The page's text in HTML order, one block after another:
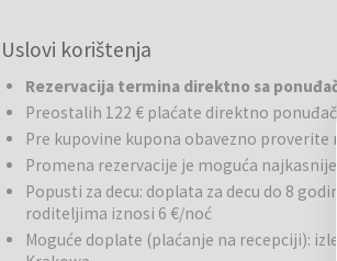
je oko 4 km od centra grada, u mirnom okruženju
prirodno okruženje za boravak. Zahvaljujući
istraživanje grada.
Wellness i opuštanje:Hotel gostima nudi
aktivnog dana. Na raspolaganju je i fitnes centar
Sport i aktivnosti:Ljubitelji aktivnog odmora
iznajmiti bicikl ili trotinet za istraživanje grada i
Uslovi korištenja
Rezervacija termina direktno sa
Preostalih 122 € plaćate direktno
Pre kupovine kupona obavezno
Promena rezervacije je moguća najkasnije
Popusti za decu: doplata za decu do 8
roditeljima iznosi 6 €/noć
Moguće doplate (plaćanje na recepciji):